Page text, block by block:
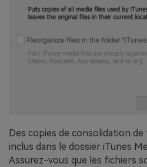
Des copies de consolidation
inclus dans le dossier iTunes
Assurez-vous que les fichiers